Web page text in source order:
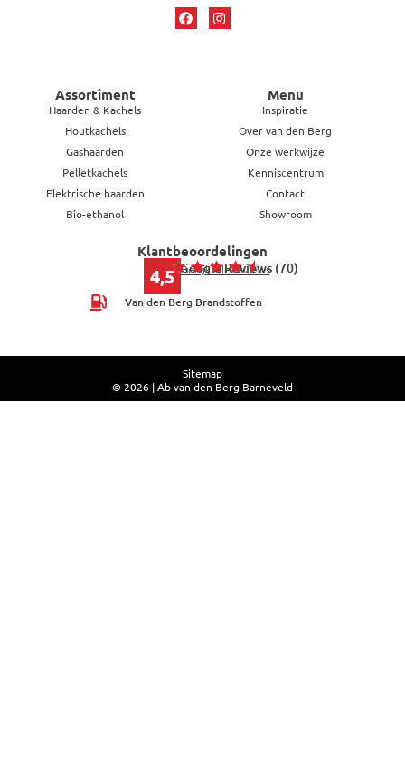
Assortiment
Haarden & Kachels
Houtkachels
Gashaarden
Pelletkachels
Elektrische haarden
Bio-ethanol
Menu
Inspiratie
Over van den Berg
Onze werkwijze
Kenniscentrum
Contact
Showroom
Klantbeoordelingen
4,5 Google Reviews (70)
Bekijk alle reviews
Van den Berg Brandstoffen
© 2026 | Ab van den Berg Barneveld
Sitemap